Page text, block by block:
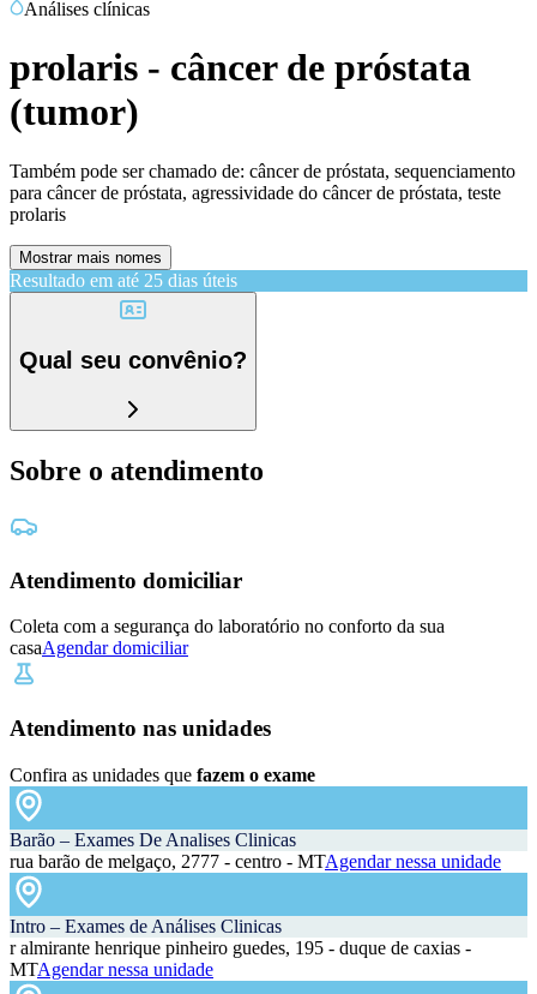
Análises clínicas
prolaris - câncer de próstata
(tumor)
Também pode ser chamado de: câncer de próstata, sequenciamento
para câncer de próstata, agressividade do câncer de próstata, teste
prolaris
Mostrar mais nomes
Resultado em até 25 dias úteis
Qual seu convênio?
Sobre o atendimento
Atendimento domiciliar
Coleta com a segurança do laboratório no conforto da sua
casaAgendar domiciliar
Atendimento nas unidades
Confira as unidades que fazem o exame
Barão – Exames De Analises Clinicas
rua barão de melgaço, 2777 - centro - MTAgendar nessa unidade
Intro – Exames de Análises Clinicas
r almirante henrique pinheiro guedes, 195 - duque de caxias -
MTAgendar nessa unidade